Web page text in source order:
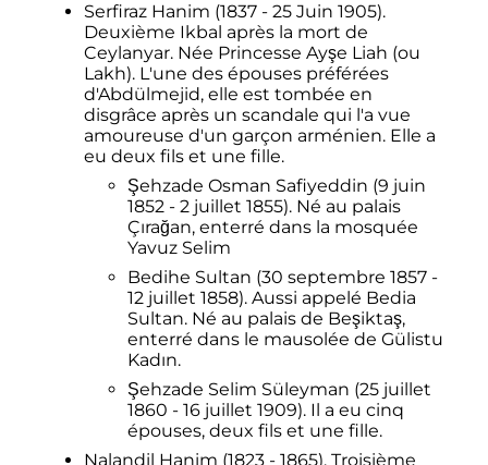
Serfiraz Hanim (1837 - 25 Juin 1905).
Deuxième Ikbal après la mort de
Ceylanyar. Née Princesse Ayşe Liah (ou
Lakh). L'une des épouses préférées
d'Abdülmejid, elle est tombée en
disgrâce après un scandale qui l'a vue
amoureuse d'un garçon arménien. Elle a
eu deux fils et une fille.
Şehzade Osman Safiyeddin (9 juin
1852 - 2 juillet 1855). Né au palais
Çırağan, enterré dans la mosquée
Yavuz Selim
Bedihe Sultan (30 septembre 1857 -
12 juillet 1858). Aussi appelé Bedia
Sultan. Né au palais de Beşiktaş,
enterré dans le mausolée de Gülistu
Kadın.
Şehzade Selim Süleyman (25 juillet
1860 - 16 juillet 1909). Il a eu cinq
épouses, deux fils et une fille.
Nalandil Hanim (1823 - 1865). Troisième